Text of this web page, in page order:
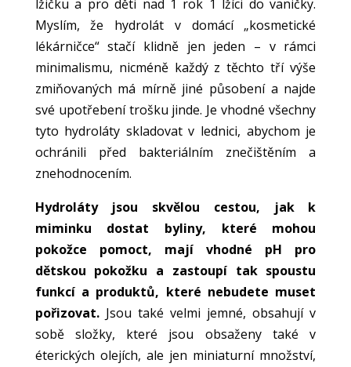
lžičku a pro děti nad 1 rok 1 lžíci do vaničky.
Myslím, že hydrolát v domácí „kosmetické
lékárničce“ stačí klidně jen jeden – v rámci
minimalismu, nicméně každý z těchto tří výše
zmiňovaných má mírně jiné působení a najde
své upotřebení trošku jinde. Je vhodné všechny
tyto hydroláty skladovat v lednici, abychom je
ochránili před bakteriálním znečištěním a
znehodnocením.
Hydroláty jsou skvělou cestou, jak k
miminku dostat byliny, které mohou
pokožce pomoct, mají vhodné pH pro
dětskou pokožku a zastoupí tak spoustu
funkcí a produktů, které nebudete muset
pořizovat.Jsou také velmi jemné, obsahují v
sobě složky, které jsou obsaženy také v
éterických olejích, ale jen miniaturní množství,